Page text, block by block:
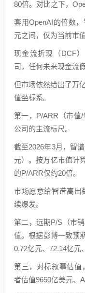
80倍。对比之下，
套用OpenAI的倍数
元之间，仅为当前市
现金流折现（DCF
司，任何未来现金流
但市场依然给出了万
值坐标系。
第一，P/ARR（市值
公司的主流标尺。
截至2026年3月，智
元）。按万亿市值计
的P/ARR仅约20倍。
市场愿意给智谱高出
续爆发。
第二，远期P/S（市
值。根据彭博一致预
0.72亿元、72.14亿元
第三，对标叙事估值
者估值9650亿美元、